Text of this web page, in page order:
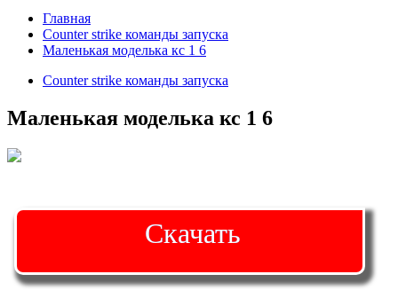
Главная
Counter strike команды запуска
Маленькая моделька кс 1 6
Counter strike команды запуска
Маленькая моделька кс 1 6
Скачать